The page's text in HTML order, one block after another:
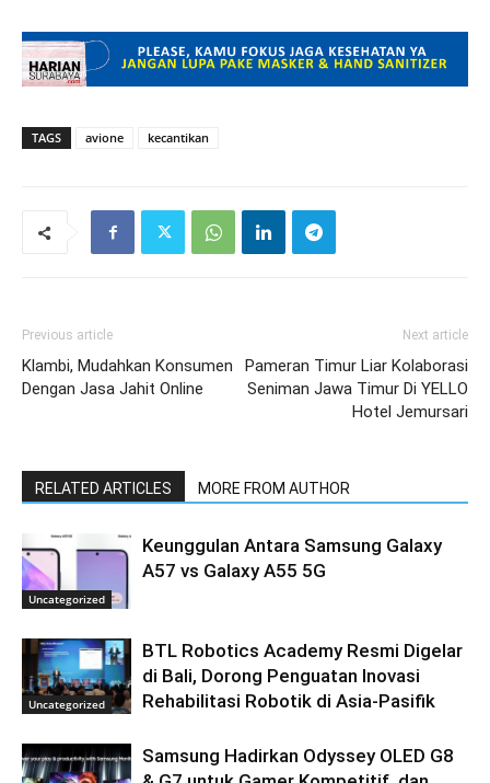
TAGS avione kecantikan
Previous article
Klambi, Mudahkan Konsumen
Dengan Jasa Jahit Online
Next article
Pameran Timur Liar Kolaborasi
Seniman Jawa Timur Di YELLO
Hotel Jemursari
RELATED ARTICLES MORE FROM AUTHOR
Uncategorized
Keunggulan Antara Samsung Galaxy
A57 vs Galaxy A55 5G
Uncategorized
BTL Robotics Academy Resmi Digelar
di Bali, Dorong Penguatan Inovasi
Rehabilitasi Robotik di Asia-Pasifik
Samsung Hadirkan Odyssey OLED G8